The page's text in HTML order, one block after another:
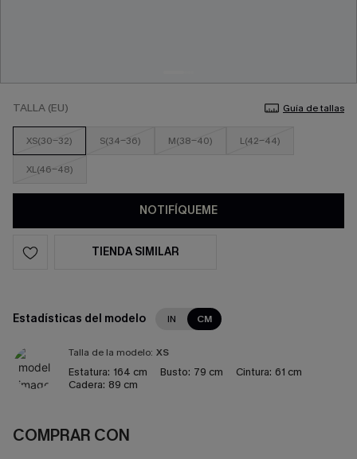
TALLA (EU) Guía de tallas
XS(30-32) S(34-36) M(38-40) L(42-44)
XL(46-48)
NOTIFÍQUEME
TIENDA SIMILAR
Estadísticas del modelo IN CM
Talla de la modelo: XS
Estatura: 164 cm Busto: 79 cm Cintura: 61 cm
Cadera: 89 cm
COMPRAR CON